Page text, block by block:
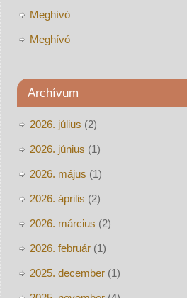
Meghívó
Meghívó
Archívum
2026. július (2)
2026. június (1)
2026. május (1)
2026. április (2)
2026. március (2)
2026. február(1)
2025. december(1)